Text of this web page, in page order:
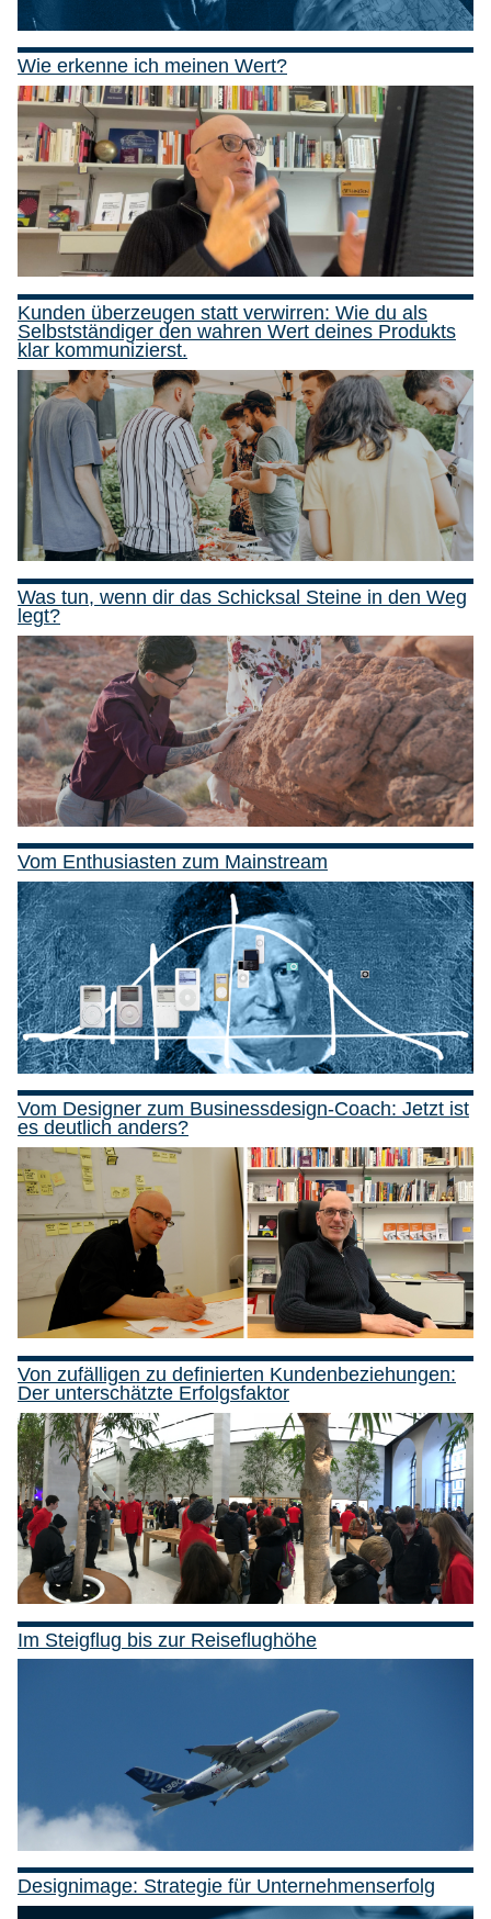
Wie erkenne ich meinen Wert?
Kunden überzeugen statt verwirren: Wie du als
Selbstständiger den wahren Wert deines Produkts
klar kommunizierst.
Was tun, wenn dir das Schicksal Steine in den Weg
legt?
Vom Enthusiasten zum Mainstream
Vom Designer zum Businessdesign-Coach: Jetzt ist
es deutlich anders?
Von zufälligen zu definierten Kundenbeziehungen:
Der unterschätzte Erfolgsfaktor
Im Steigflug bis zur Reiseflughöhe
Designimage: Strategie für Unternehmenserfolg